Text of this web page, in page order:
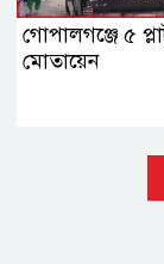
গোপালগঞ্জে ৫
মোতায়েন